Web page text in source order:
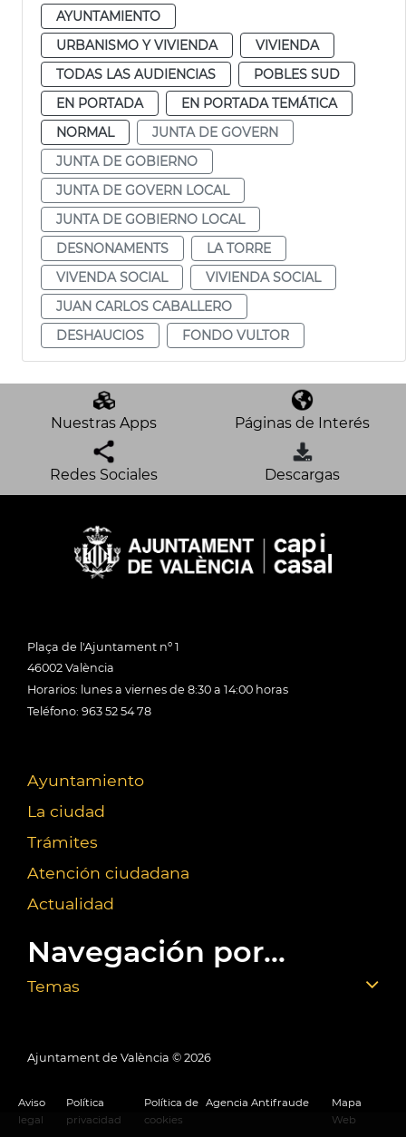
AYUNTAMIENTO
URBANISMO Y VIVIENDA
VIVIENDA
TODAS LAS AUDIENCIAS
POBLES SUD
EN PORTADA
EN PORTADA TEMÁTICA
NORMAL
JUNTA DE GOVERN
JUNTA DE GOBIERNO
JUNTA DE GOVERN LOCAL
JUNTA DE GOBIERNO LOCAL
DESNONAMENTS
LA TORRE
VIVENDA SOCIAL
VIVIENDA SOCIAL
JUAN CARLOS CABALLERO
DESHAUCIOS
FONDO VULTOR
Nuestras Apps Páginas de Interés
Redes Sociales Descargas
Plaça de l'Ajuntament nº 1
46002 València
Horarios: lunes a viernes de 8:30 a 14:00 horas
Teléfono: 963 52 54 78
Ayuntamiento
La ciudad
Trámites
Atención ciudadana
Actualidad
Navegación por...
Temas
Ajuntament de València © 2026
Aviso
legal
Política
privacidad
Política de
cookies
Agencia Antifraude
Mapa
Web